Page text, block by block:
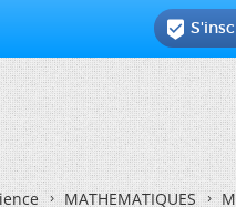

MATHEMATIQUES